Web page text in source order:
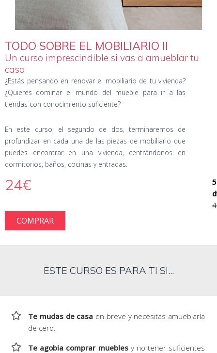
TODO SOBRE EL MOBILIARIO II
Un curso imprescindible si vas a amueblar tu
casa
¿Estás pensando en renovar el mobiliario de tu vivienda?
¿Quieres dominar el mundo del mueble para ir a las
tiendas con conocimiento suficiente?
En este curso, el segundo de dos, terminaremos de
profundizar en cada una de las piezas de mobiliario que
puedes encontrar en una vivienda, centrándonos en
dormitorios, baños, cocinas y entradas.
24€
COMPRAR
ESTE CURSO ES PARA TI SI...
Te mudas de casa en breve y necesitas amueblarla
de cero.
Te agobia comprar mueblesy no tener suficientes